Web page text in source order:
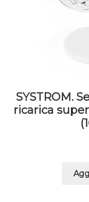
SYSTROM.
ricarica